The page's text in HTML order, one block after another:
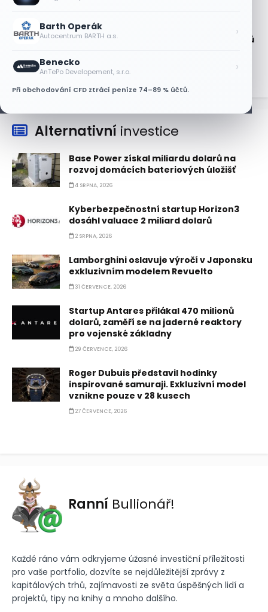
Barth Operák
Autocentrum BARTH a.s. ›
Benecko
AnTePo Developement, s.r.o. ›
Při obchodování CFD ztrácí peníze 74–89 % účtů.
Technologický obrat přidal indexu
Nasdaq 100 za čtyři dny 3,5 bilionu dolarů
Alternativní investice
Base Power získal miliardu dolarů na
rozvoj domácích bateriových úložišť
4 SRPNA, 2026
Kyberbezpečnostní startup Horizon3
dosáhl valuace 2 miliard dolarů
2 SRPNA, 2026
Lamborghini oslavuje výročí v Japonsku
exkluzivním modelem Revuelto
31 ČERVENCE, 2026
Startup Antares přilákal 470 milionů
dolarů, zaměří se na jaderné reaktory
pro vojenské základny
29 ČERVENCE, 2026
Roger Dubuis představil hodinky
inspirované samuraji. Exkluzivní model
vznikne pouze v 28 kusech
27 ČERVENCE, 2026
Ranní Bullionář!
Každé ráno vám odkryjeme úžasné investiční příležitosti
pro vaše portfolio, dozvíte se nejdůležitější zprávy z
kapitálových trhů, zajímavosti ze světa úspěšných lidí a
projektů, tipy na knihy a mnoho dalšího.